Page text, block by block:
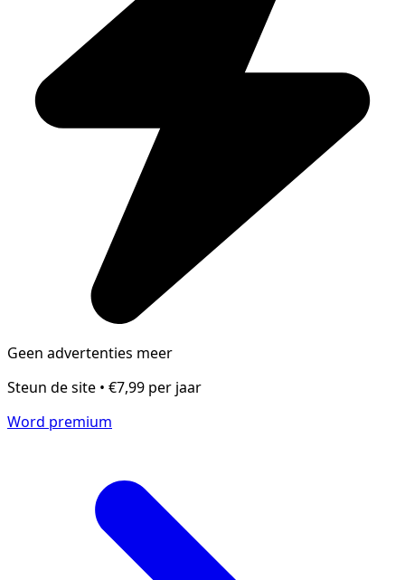
Geen advertenties meer
Steun de site • €7,99 per jaar
Word premium